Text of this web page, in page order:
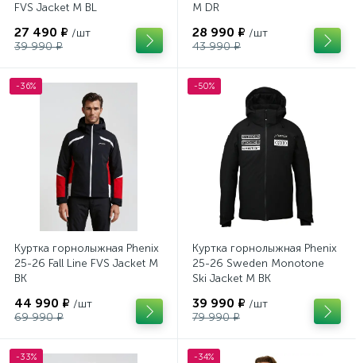
FVS Jacket M BL
27 490 ₽ /шт
39 990 ₽
M DR
28 990 ₽ /шт
43 990 ₽
-36%
Куртка горнолыжная Phenix
25-26 Fall Line FVS Jacket M
BK
44 990 ₽ /шт
69 990 ₽
-50%
Куртка горнолыжная Phenix
25-26 Sweden Monotone
Ski Jacket M BK
39 990 ₽ /шт
79 990 ₽
-33% -34%